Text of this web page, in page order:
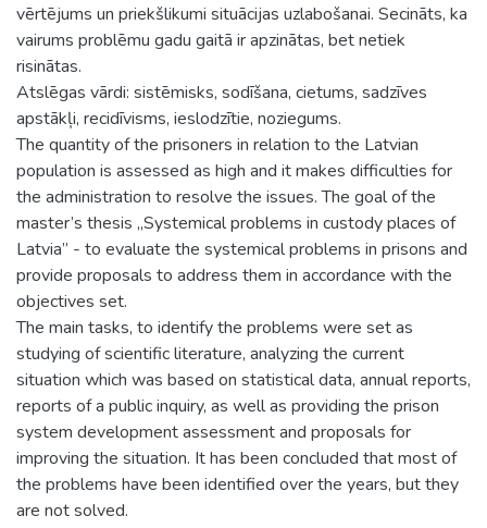
vērtējums un priekšlikumi situācijas uzlabošanai. Secināts, ka
vairums problēmu gadu gaitā ir apzinātas, bet netiek
risinātas.
Atslēgas vārdi: sistēmisks, sodīšana, cietums, sadzīves
apstākļi, recidīvisms, ieslodzītie, noziegums.
The quantity of the prisoners in relation to the Latvian
population is assessed as high and it makes difficulties for
the administration to resolve the issues. The goal of the
master’s thesis „Systemical problems in custody places of
Latvia” - to evaluate the systemical problems in prisons and
provide proposals to address them in accordance with the
objectives set.
The main tasks, to identify the problems were set as
studying of scientific literature, analyzing the current
situation which was based on statistical data, annual reports,
reports of a public inquiry, as well as providing the prison
system development assessment and proposals for
improving the situation. It has been concluded that most of
the problems have been identified over the years, but they
are not solved.